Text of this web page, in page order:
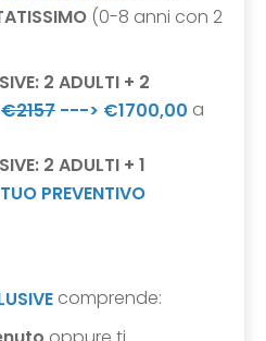
(0-8 anni con 2
2 ADULTI + 2
€2157 ---> €1700,00 a
2 ADULTI + 1
PREVENTIVO
comprende: